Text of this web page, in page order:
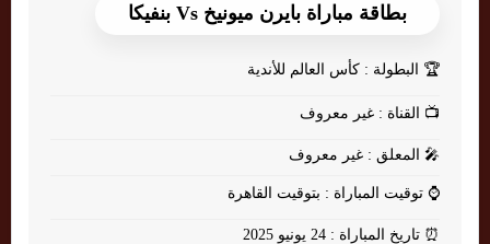
بطاقة مباراة بايرن ميونيخ Vs بنفيكا
🏆 البطولة : كأس العالم للأندية
📺 القناة : غير معروف
🎤 المعلق : غير معروف
⌚ توقيت المباراة : بتوقيت القاهرة
⏰ تاريخ المباراة : 24 يونيو 2025